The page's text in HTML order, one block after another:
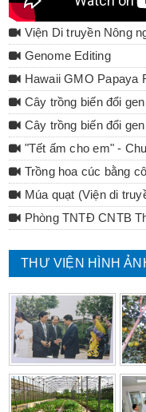
Viện Di truyền Nông
Genome Editing
Hawaii GMO Papaya
Cây trồng biến đổi
Cây trồng biến đổi
"Tết ấm cho em" -
Trồng hoa cúc bằng
Múa quạt (Viện di
Phòng TNTĐ CNTB
THƯ VIỆN HÌNH